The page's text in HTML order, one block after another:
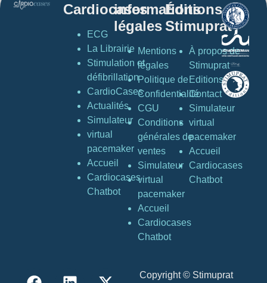
Cardiocases
ECG
La Librairie
Stimulation et
défibrillation
CardioCases
Actualités
Simulateur
virtual
pacemaker
Accueil
Cardiocases
Chatbot
informations
légales
Mentions
légales
Politique de
Confidentialité
CGU
Conditions
générales de
ventes
Simulateur
virtual
pacemaker
Accueil
Cardiocases
Chatbot
Éditions
Stimuprat
À propos de
Stimuprat
Editions
Contact
Simulateur
virtual
pacemaker
Accueil
Cardiocases
Chatbot
Copyright © Stimuprat